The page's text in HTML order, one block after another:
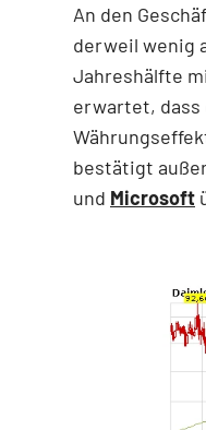
An den
derweil wenig
Jahreshälfte
erwartet, dass
bestätigt
und Microsoft